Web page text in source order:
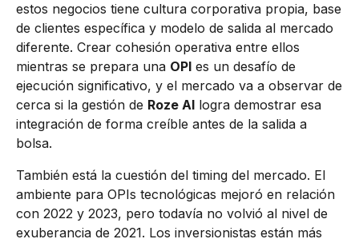
estos negocios tiene cultura corporativa propia, base
de clientes específica y modelo de salida al mercado
diferente. Crear cohesión operativa entre ellos
mientras se prepara una OPI es un desafío de
ejecución significativo, y el mercado va a observar de
cerca si la gestión de Roze AI logra demostrar esa
integración de forma creíble antes de la salida a
bolsa.
También está la cuestión del timing del mercado. El
ambiente para OPIs tecnológicas mejoró en relación
con 2022 y 2023, pero todavía no volvió al nivel de
exuberancia de 2021. Los inversionistas están más